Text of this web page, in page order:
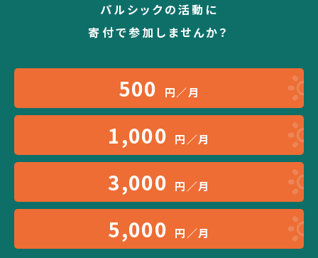
パルシックの活動に
寄付で参加しませんか？
500 円／月
1,000 円／月
3,000 円／月
5,000 円／月